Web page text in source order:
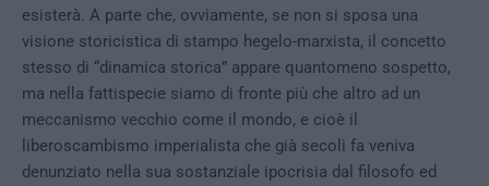
esisterà. A parte che, ovviamente, se non si sposa una
visione storicistica di stampo hegelo-marxista, il concetto
stesso di “dinamica storica” appare quantomeno sospetto,
ma nella fattispecie siamo di fronte più che altro ad un
meccanismo vecchio come il mondo, e cioè il
liberoscambismo imperialista che già secoli fa veniva
denunziato nella sua sostanziale ipocrisia dal filosofo ed